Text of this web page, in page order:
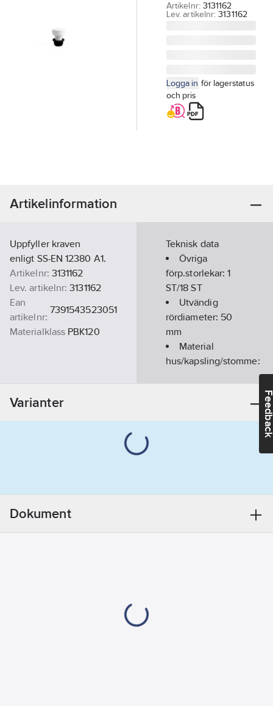
Artikelnr: 3131162
Lev. artikelnr: 3131162
Logga in för lagerstatus
och pris
Artikelinformation
Uppfyller kraven
enligt SS-EN 12380 A1.
Artikelnr: 3131162
Lev. artikelnr: 3131162
Ean
artikelnr:
7391543523051
Materialklass PBK120
Teknisk data
Övriga
förp.storlekar:1
ST/18 ST
Utvändig
rördiameter: 50
mm
Material
hus/kapsling/stomme:
05-11
Nej
Varianter
Dokument